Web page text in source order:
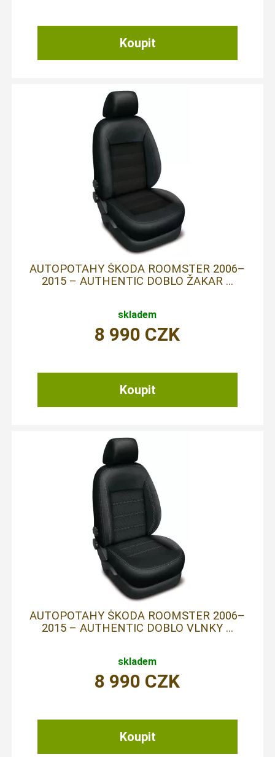
AUTOPOTAHY ŠKODA ROOMSTER 2006–
2015 – AUTHENTIC DOBLO ŽAKAR ...
skladem
8 990 CZK
AUTOPOTAHY ŠKODA ROOMSTER 2006–
2015 – AUTHENTIC DOBLO VLNKY ...
skladem
8 990 CZK